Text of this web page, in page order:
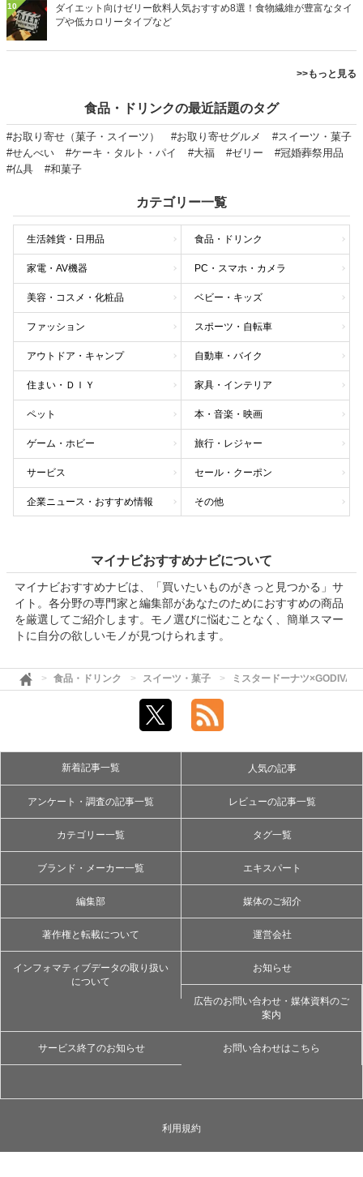
10
ダイエット向けゼリー飲料人気おすすめ8選！食物繊維が豊富なタイ
プや低カロリータイプなど
>>もっと見る
食品・ドリンクの最近話題のタグ
#お取り寄せ（菓子・スイーツ） #お取り寄せグルメ
#スイーツ・菓子
#せんべい
#ケーキ・タルト・パイ #大福 #ゼリー
#冠婚葬祭用品
#仏具
#和菓子
カテゴリー一覧
生活雑貨・日用品 食品・ドリンク
家電・AV機器 PC・スマホ・カメラ
美容・コスメ・化粧品 ベビー・キッズ
ファッション スポーツ・自転車
アウトドア・キャンプ 自動車・バイク
住まい・ＤＩＹ 家具・インテリア
ペット 本・音楽・映画
ゲーム・ホビー 旅行・レジャー
サービス セール・クーポン
企業ニュース・おすすめ情報 その他
マイナビおすすめナビについて
マイナビおすすめナビは、「買いたいものがきっと見つかる」サ
イト。各分野の専門家と編集部があなたのためにおすすめの商品
を厳選してご紹介します。モノ選びに悩むことなく、簡単スマー
トに自分の欲しいモノが見つけられます。
食品・ドリンク スイーツ・菓子 ミスタードーナツ×GODIVA
新着記事一覧 人気の記事
アンケート・調査の記事一覧 レビューの記事一覧
カテゴリー一覧 タグ一覧
ブランド・メーカー一覧 エキスパート
編集部 媒体のご紹介
著作権と転載について 運営会社
インフォマティブデータの取り扱い
について
お知らせ
広告のお問い合わせ・媒体資料のご
案内
サービス終了のお知らせ お問い合わせはこちら
利用規約